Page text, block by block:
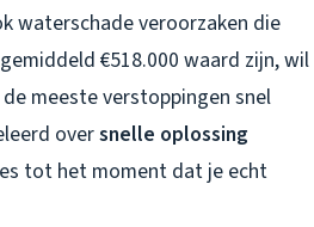
waterschade veroorzaken die
€518.000 waard zijn, wil
meeste verstoppingen snel
oversnelle oplossing
tot het moment dat je echt